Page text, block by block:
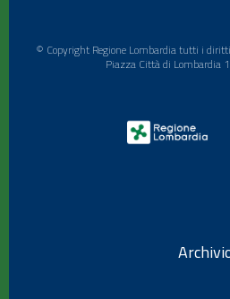
© Copyright Regione Lombardia tutti i
Piazza Città di Lombardia